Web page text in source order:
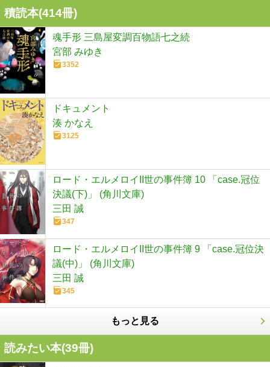
積読本(414冊)
魂手形 三島屋変調百物語七之続
宮部 みゆき
3352
ドキュメント
湊 かなえ
3125
ロード・エルメロイII世の事件簿 10 「case.冠位
決議(下)」 (角川文庫)
三田 誠
347
ロード・エルメロイII世の事件簿 9 「case.冠位決
議(中)」 (角川文庫)
三田 誠
345
もっと見る
読みたい本(39冊)